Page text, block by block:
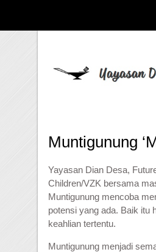
Muntigunung
Yayasan Dian Desa,
Children/VZK bersama
Muntigunung mencoba
potensi yang ada. Baik itu
keahlian tertentu.
Muntigunung menjadi